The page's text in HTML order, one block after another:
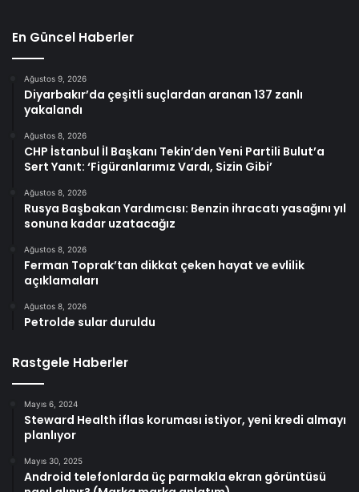
En Güncel Haberler
Ağustos 9, 2026
Diyarbakır’da çeşitli suçlardan aranan 137 zanlı
yakalandı
Ağustos 8, 2026
CHP İstanbul İl Başkanı Tekin’den Yeni Partili Bulut’a
Sert Yanıt: ‘Figüranlarımız Vardı, Sizin Gibi’
Ağustos 8, 2026
Rusya Başbakan Yardımcısı: Benzin ihracatı yasağını yıl
sonuna kadar uzatacağız
Ağustos 8, 2026
Ferman Toprak’tan dikkat çeken hayat ve evlilik
açıklamaları
Ağustos 8, 2026
Petrolde sular duruldu
Rastgele Haberler
Mayıs 6, 2024
Steward Health iflas koruması istiyor, yeni kredi almayı
planlıyor
Mayıs 30, 2025
Android telefonlarda üç parmakla ekran görüntüsü